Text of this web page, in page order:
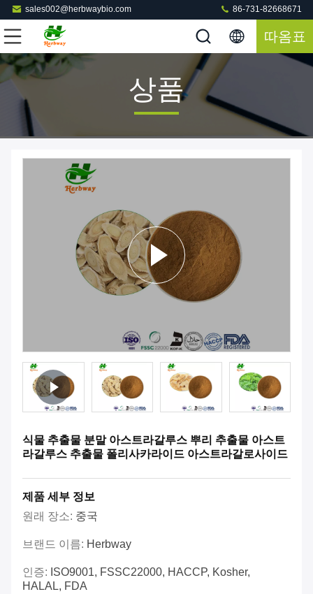
sales002@herbwaybio.com 86-731-82668671
따옴표
상품
식물 추출물 분말 아스트라갈루스 뿌리 추출물 아스트
라갈루스 추출물 폴리사카라이드 아스트라갈로사이드
제품 세부 정보
원래 장소: 중국
브랜드 이름: Herbway
인증: ISO9001, FSSC22000, HACCP, Kosher,
HALAL, FDA